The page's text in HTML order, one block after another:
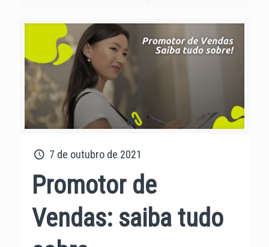
7 de outubro de 2021
Promotor de
Vendas: saiba tudo